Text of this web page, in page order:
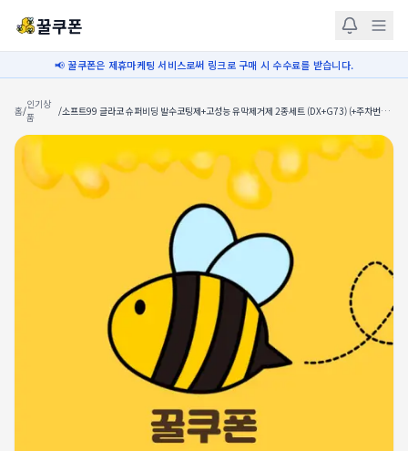
꿀쿠폰
📢 꿀쿠폰은 제휴마케팅 서비스로써 링크로 구매 시 수수료를 받습니다.
홈/인기상
품
/소프트99 글라코 슈퍼비딩 발수코팅제+고성능 유막제거제 2종세트 (DX+G73) (+주차번호